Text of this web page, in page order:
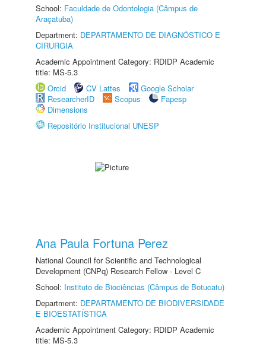
School: Faculdade de Odontologia (Câmpus de
Araçatuba)
Department: DEPARTAMENTO DE DIAGNÓSTICO E
CIRURGIA
Academic Appointment Category: RDIDP Academic
title: MS-5.3
Orcid
CV Lattes
Google Scholar
ResearcherID
Scopus
Fapesp
Dimensions
Repositório Institucional UNESP
Ana Paula Fortuna Perez
National Council for Scientific and Technological
Development (CNPq) Research Fellow - Level C
School: Instituto de Biociências (Câmpus de Botucatu)
Department: DEPARTAMENTO DE BIODIVERSIDADE
E BIOESTATÍSTICA
Academic Appointment Category: RDIDP Academic
title: MS-5.3